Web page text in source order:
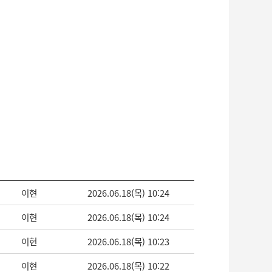
이현
2026.06.18(목) 10:24
이현
2026.06.18(목) 10:24
이현
2026.06.18(목) 10:23
이현
2026.06.18(목) 10:22